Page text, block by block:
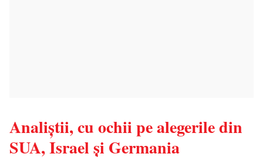
Analiștii, cu ochii pe alegerile din
SUA, Israel și Germania